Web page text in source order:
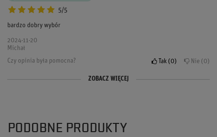
5/5
bardzo dobry wybór
2024-11-20
Michał
Czy opinia była pomocna?
Tak 0 Nie 0
Opinia potwierdzona zakupem
2024-09-12
Adrian
Opinia potwierdzona zakupem
2024-08-08
Anna
ZOBACZ WIĘCEJ
PODOBNE PRODUKTY